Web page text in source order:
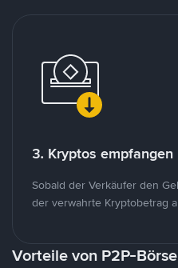
3. Kryptos empfangen
Sobald der Verkäufer den
der verwahrte Kryptobetrag
Vorteile von P2P-